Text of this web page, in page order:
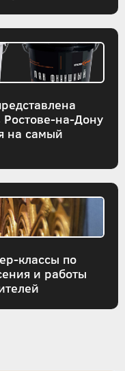
Ростове-на-Дону
на самый
классы по
и работы